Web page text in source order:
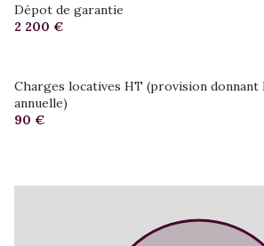
Dépot de garantie
2 200 €
Charges locatives HT (provision
annuelle)
90 €